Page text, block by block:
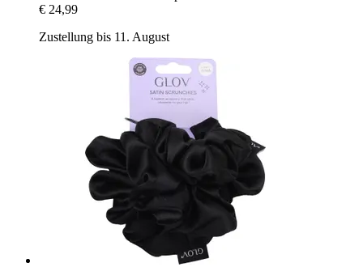
€ 24,99
Zustellung bis 11. August